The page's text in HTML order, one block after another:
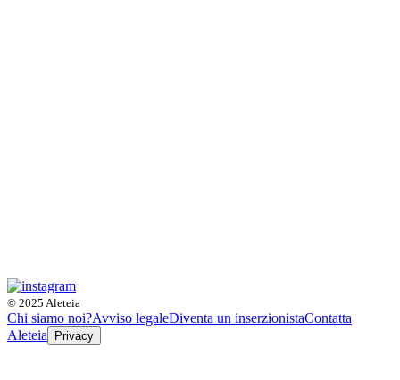
© 2025 Aleteia
Chi siamo noi?Avviso legaleDiventa un inserzionistaContatta
Aleteia
Privacy